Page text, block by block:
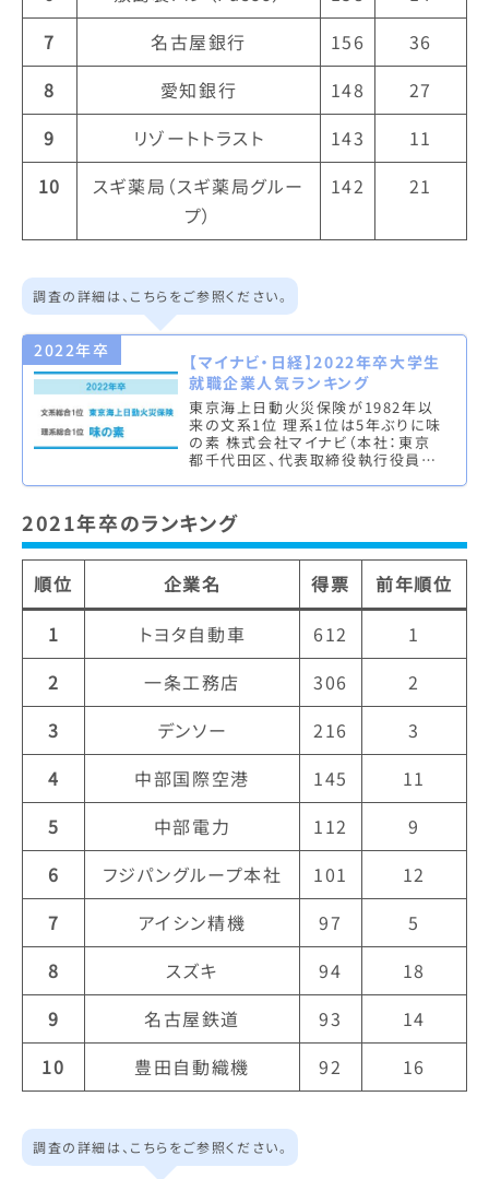
7
名古屋銀行 156
36
8
愛知銀行 148
27
9
リゾートトラスト 143
11
10
スギ薬局（スギ薬局グルー
プ）
142 21
調査の詳細は、こちらをご参照ください。
2022年卒
【マイナビ・日経】2022年卒大学生
就職企業人気ランキング
東京海上日動火災保険が1982年以
来の文系1位 理系1位は5年ぶりに味
の素 株式会社マイナビ（本社：東京
都千代田区、代表取締役執行役員：
2021年卒のランキング
順位 企業名 得票
前年順位
1
トヨタ自動車 612
1
2
一条工務店 306
2
3
デンソー 216
3
4
中部国際空港 145
11
5
中部電力 112
9
6
フジパングループ本社 101
12
7
アイシン精機 97
5
8
スズキ 94
18
9
名古屋鉄道 93
14
10
豊田自動織機 92 16
調査の詳細は、こちらをご参照ください。